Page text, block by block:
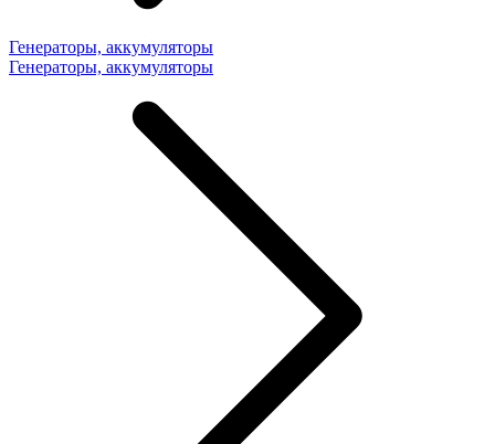
Генераторы, аккумуляторы
Генераторы, аккумуляторы